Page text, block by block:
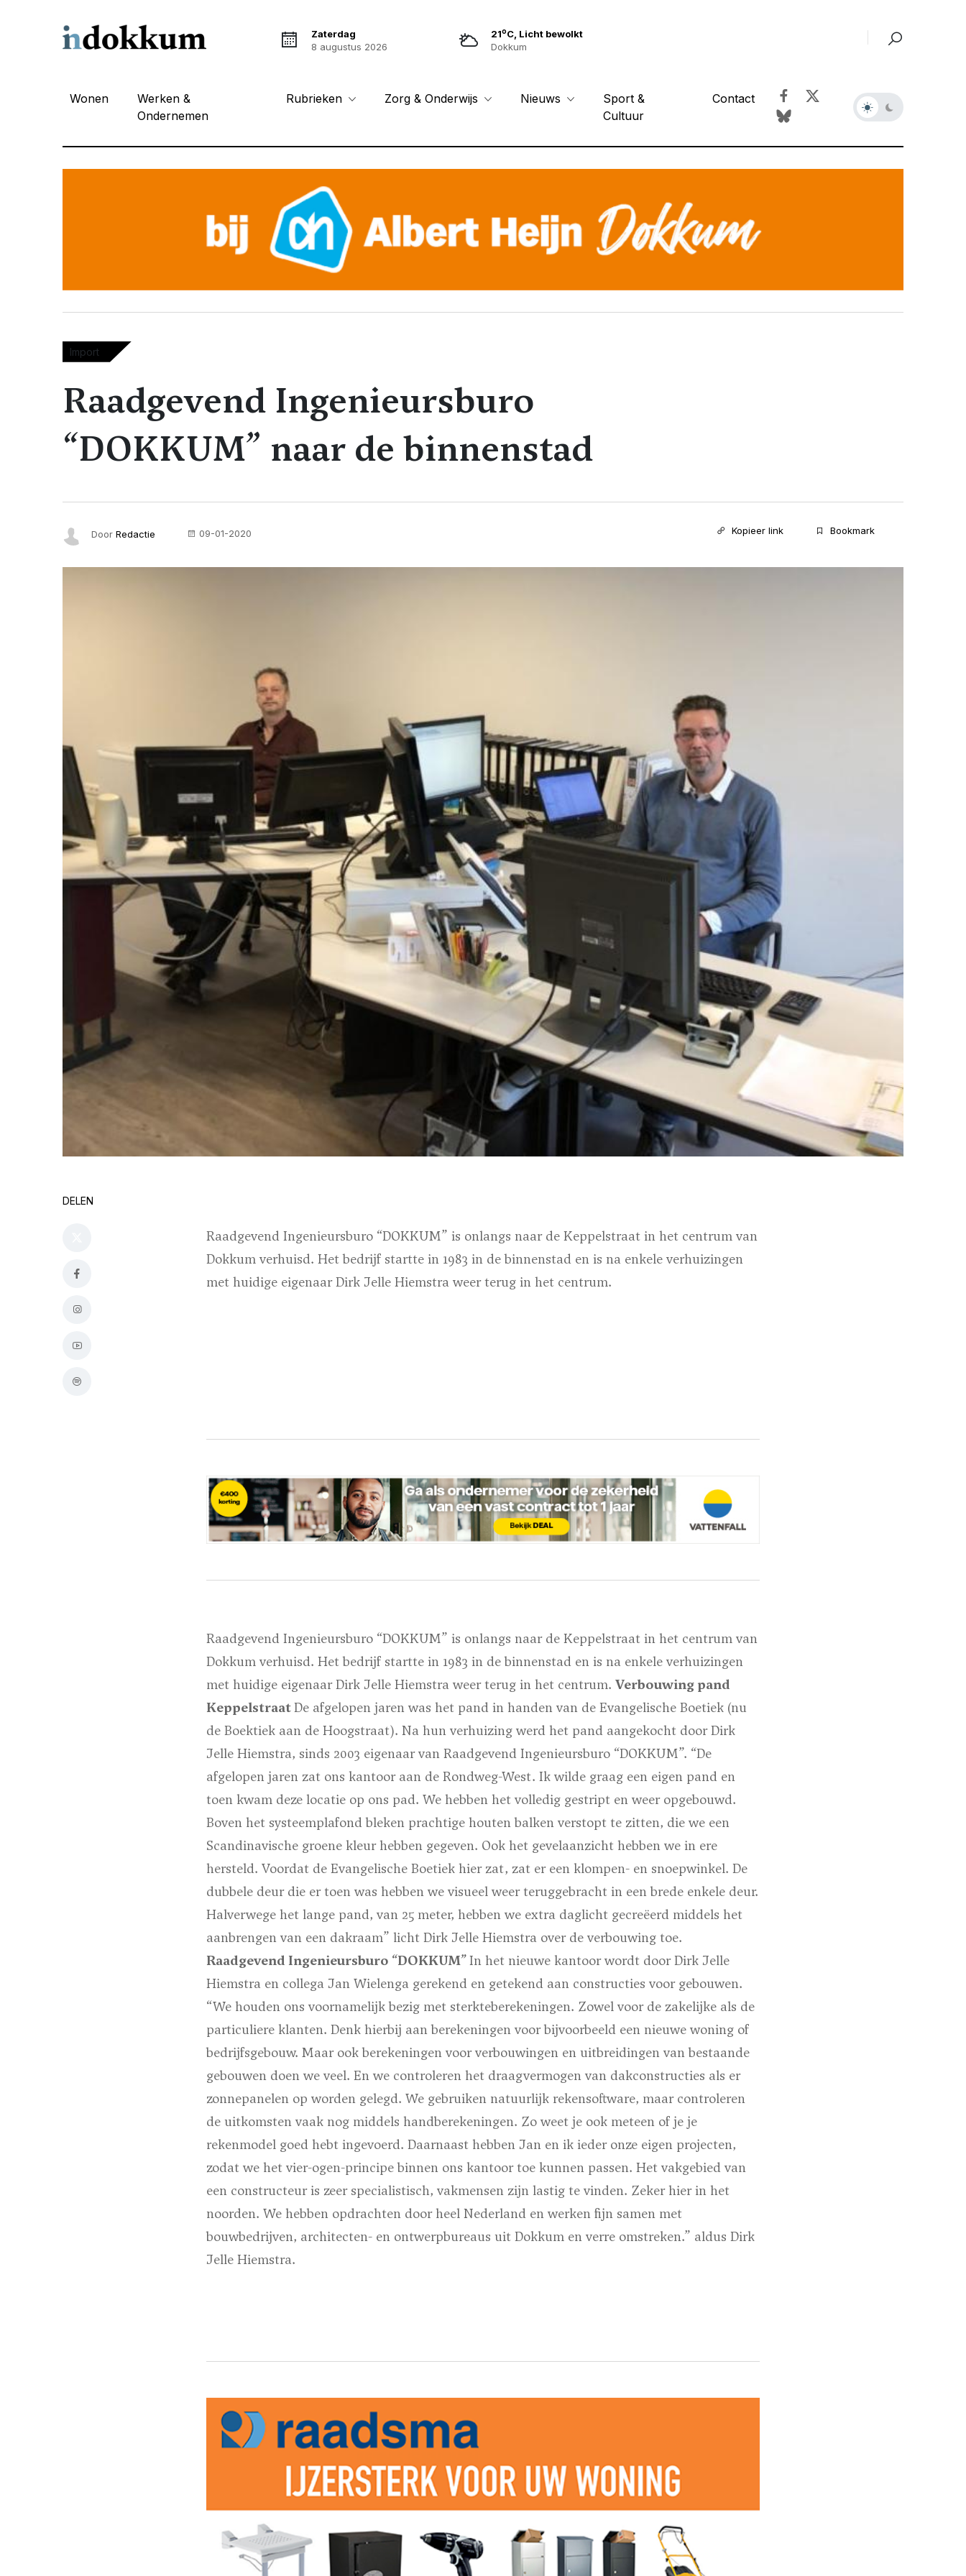
Zaterdag
8 augustus 2026
21oC, Licht bewolkt
Dokkum
Wonen
Werken &
Ondernemen
Rubrieken Zorg & Onderwijs Nieuws
Sport &
Cultuur
Contact
Import
Raadgevend Ingenieursburo
“DOKKUM” naar de binnenstad
Door Redactie 09-01-2020 Kopieer link Bookmark
DELEN
Raadgevend Ingenieursburo “DOKKUM” is onlangs naar de Keppelstraat in het centrum van
Dokkum verhuisd. Het bedrijf startte in 1983 in de binnenstad en is na enkele verhuizingen
met huidige eigenaar Dirk Jelle Hiemstra weer terug in het centrum.
Raadgevend Ingenieursburo “DOKKUM” is onlangs naar de Keppelstraat in het centrum van
Dokkum verhuisd. Het bedrijf startte in 1983 in de binnenstad en is na enkele verhuizingen
met huidige eigenaar Dirk Jelle Hiemstra weer terug in het centrum. Verbouwing pand
KeppelstraatDe afgelopen jaren was het pand in handen van de Evangelische Boetiek (nu
de Boektiek aan de Hoogstraat). Na hun verhuizing werd het pand aangekocht door Dirk
Jelle Hiemstra, sinds 2003 eigenaar van Raadgevend Ingenieursburo “DOKKUM”. “De
afgelopen jaren zat ons kantoor aan de Rondweg-West. Ik wilde graag een eigen pand en
toen kwam deze locatie op ons pad. We hebben het volledig gestript en weer opgebouwd.
Boven het systeemplafond bleken prachtige houten balken verstopt te zitten, die we een
Scandinavische groene kleur hebben gegeven. Ook het gevelaanzicht hebben we in ere
hersteld. Voordat de Evangelische Boetiek hier zat, zat er een klompen- en snoepwinkel. De
dubbele deur die er toen was hebben we visueel weer teruggebracht in een brede enkele deur.
Halverwege het lange pand, van 25 meter, hebben we extra daglicht gecreëerd middels het
aanbrengen van een dakraam” licht Dirk Jelle Hiemstra over de verbouwing toe.
Raadgevend Ingenieursburo “DOKKUM”In het nieuwe kantoor wordt door Dirk Jelle
Hiemstra en collega Jan Wielenga gerekend en getekend aan constructies voor gebouwen.
“We houden ons voornamelijk bezig met sterkteberekeningen. Zowel voor de zakelijke als de
particuliere klanten. Denk hierbij aan berekeningen voor bijvoorbeeld een nieuwe woning of
bedrijfsgebouw. Maar ook berekeningen voor verbouwingen en uitbreidingen van bestaande
gebouwen doen we veel. En we controleren het draagvermogen van dakconstructies als er
zonnepanelen op worden gelegd. We gebruiken natuurlijk rekensoftware, maar controleren
de uitkomsten vaak nog middels handberekeningen. Zo weet je ook meteen of je je
rekenmodel goed hebt ingevoerd. Daarnaast hebben Jan en ik ieder onze eigen projecten,
zodat we het vier-ogen-principe binnen ons kantoor toe kunnen passen. Het vakgebied van
een constructeur is zeer specialistisch, vakmensen zijn lastig te vinden. Zeker hier in het
noorden. We hebben opdrachten door heel Nederland en werken fijn samen met
bouwbedrijven, architecten- en ontwerpbureaus uit Dokkum en verre omstreken.” aldus Dirk
Jelle Hiemstra.